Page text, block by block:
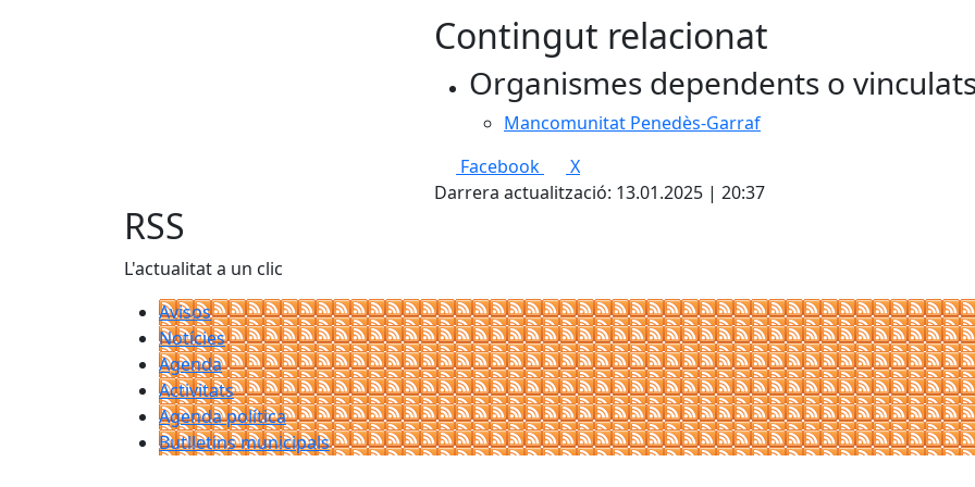
Contingut relacionat
Organismes dependents o
Mancomunitat Penedès-Garraf
Facebook
X
Darrera actualització: 13.01.2025 | 20:37
RSS
L'actualitat a un clic
Avisos
Notícies
Agenda
Activitats
Agenda política
Butlletins municipals